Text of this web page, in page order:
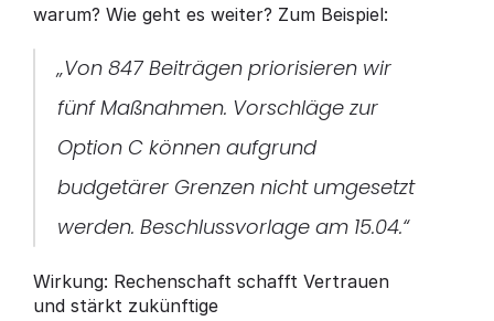
warum? Wie geht es weiter? Zum Beispiel:
„Von 847 Beiträgen priorisieren wir
fünf Maßnahmen. Vorschläge zur
Option C können aufgrund
budgetärer Grenzen nicht umgesetzt
werden. Beschlussvorlage am 15.04.“
Wirkung: Rechenschaft schafft Vertrauen
und stärkt zukünftige